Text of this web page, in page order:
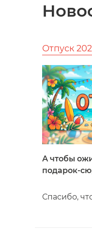
Отпуск
А чтобы
подарок-
Спасибо,